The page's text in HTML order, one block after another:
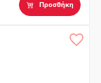
Προσθήκη